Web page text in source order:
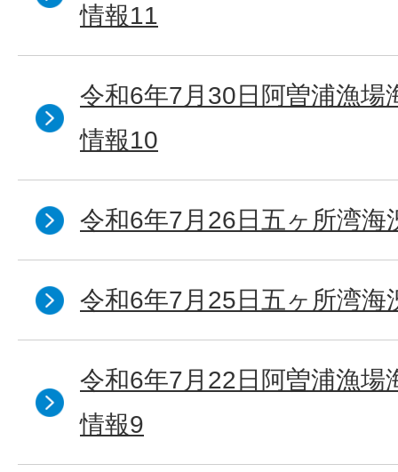
情報11
令和6年7月30日阿曽浦漁場
情報10
令和6年7月26日五ヶ所湾海
令和6年7月25日五ヶ所湾海
令和6年7月22日阿曽浦漁場
情報9